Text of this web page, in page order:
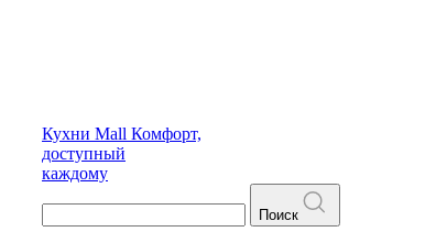
Кухни Mall Комфорт,
доступный
каждому
Поиск